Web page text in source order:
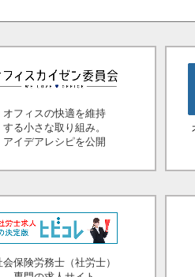
オフィスの快適を維持
する小さな取り組み。
アイデアレシピを公開
会保険労務士（社労士）